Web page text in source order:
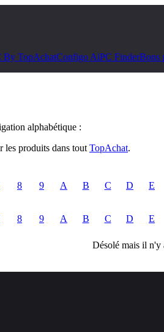
By TopAchatConfigo AiPC FinderBons
alphabétique :
les produits dans tout TopAchat.
8 9 A B C D E
8 9 A B C D E
Désolé mais il n'y